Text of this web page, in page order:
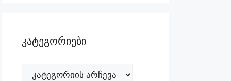
კატეგორიები